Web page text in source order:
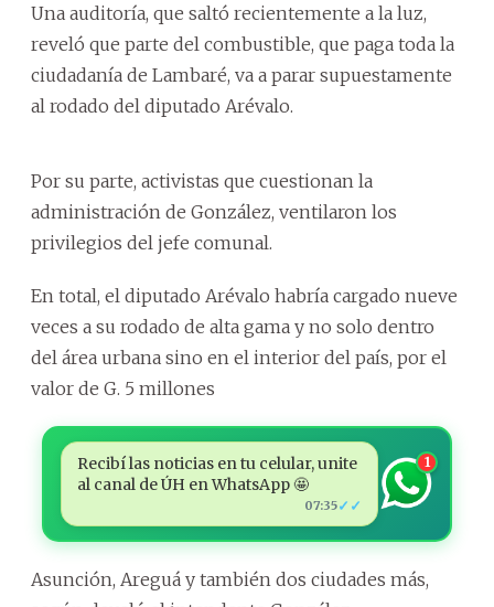
Una auditoría, que saltó recientemente a la luz,
reveló que parte del combustible, que paga toda la
ciudadanía de Lambaré, va a parar supuestamente
al rodado del diputado Arévalo.
Por su parte, activistas que cuestionan la
administración de González, ventilaron los
privilegios del jefe comunal.
En total, el diputado Arévalo habría cargado nueve
veces a su rodado de alta gama y no solo dentro
del área urbana sino en el interior del país, por el
valor de G. 5 millones
Recibí las noticias en tu celular, unite
al canal de ÚH en WhatsApp 🤩
07:35✓✓
1
Asunción, Areguá y también dos ciudades más,